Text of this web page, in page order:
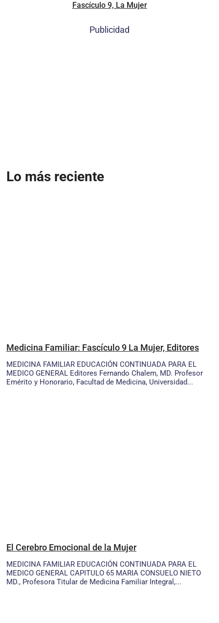
Fascículo 9, La Mujer
Publicidad
Lo más reciente
Medicina Familiar: Fascículo 9 La Mujer, Editores
MEDICINA FAMILIAR EDUCACIÓN CONTINUADA PARA EL
MEDICO GENERAL Editores Fernando Chalem, MD. Profesor
Emérito y Honorario, Facultad de Medicina, Universidad...
El Cerebro Emocional de la Mujer
MEDICINA FAMILIAR EDUCACIÓN CONTINUADA PARA EL
MEDICO GENERAL CAPITULO 65 MARIA CONSUELO NIETO
MD., Profesora Titular de Medicina Familiar Integral,...